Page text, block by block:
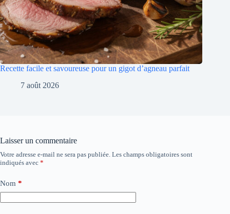
Recette facile et savoureuse pour un gigot d’agneau parfait
7 août 2026
Laisser un commentaire
Votre adresse e-mail ne sera pas publiée. Les champs obligatoires sont
indiqués avec *
Nom *